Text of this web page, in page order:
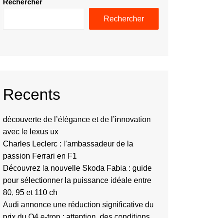
Rechercher
Rechercher
Recents
découverte de l’élégance et de l’innovation
avec le lexus ux
Charles Leclerc : l’ambassadeur de la
passion Ferrari en F1
Découvrez la nouvelle Skoda Fabia : guide
pour sélectionner la puissance idéale entre
80, 95 et 110 ch
Audi annonce une réduction significative du